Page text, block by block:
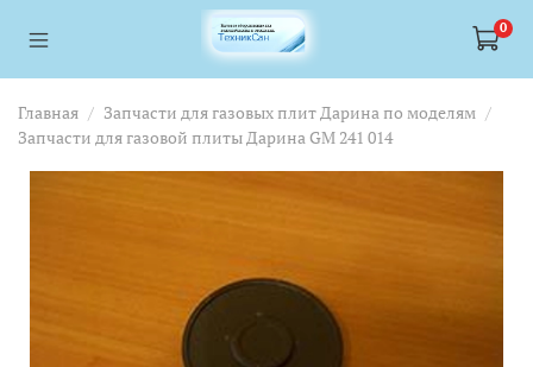
0
Главная
Запчасти для газовых плит Дарина по моделям
Запчасти для газовой плиты Дарина GM 241 014
<a href="https://webmaster.yandex.ru/siteinfo/?site=https://
<a href="https://webmaster.yandex.ru/siteinfo/?site=https://